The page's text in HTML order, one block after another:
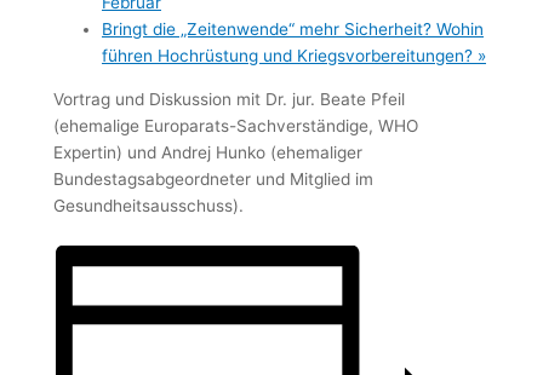
Bringt die „Zeitenwende“ mehr Sicherheit? Wohin
führen Hochrüstung und Kriegsvorbereitungen? »
Vortrag und Diskussion mit Dr. jur. Beate Pfeil
(ehemalige Europarats-Sachverständige, WHO
Expertin) und Andrej Hunko (ehemaliger
Bundestagsabgeordneter und Mitglied im
Gesundheitsausschuss).